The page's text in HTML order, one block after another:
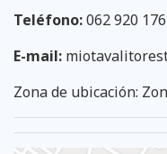
Teléfono:062 920 176
E-mail:
Zona de ubicación: